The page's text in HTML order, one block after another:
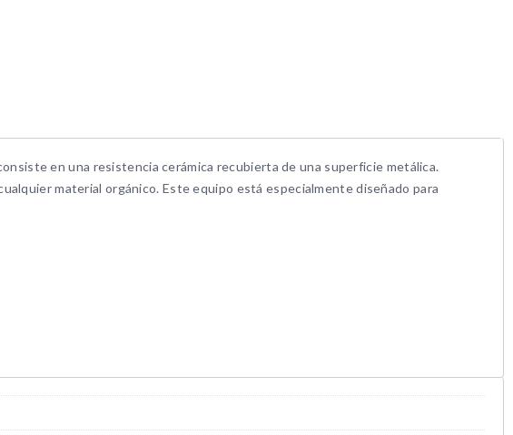
en una resistencia cerámica recubierta de una superficie metálica.
material orgánico. Este equipo está especialmente diseñado para